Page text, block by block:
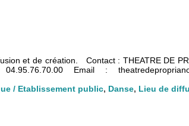
et de création. Contact : THEATRE DE
Email :
/ Etablissement public, Danse, Lieu de